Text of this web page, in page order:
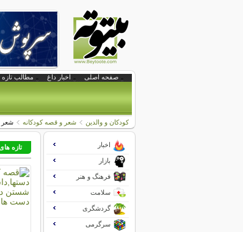
صفحه اصلی اخبار داغ مطالب تازه
کودکان و والدین شعر و قصه کودکانه شعر
تازه اخبار
بازار
فرهنگ و هنر
سلامت
گردشگری
سرگرمی